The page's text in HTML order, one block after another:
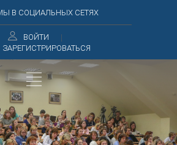
В СОЦИАЛЬНЫХ СЕТЯХ
ВОЙТИ
ЗАРЕГИСТРИРОВАТЬСЯ